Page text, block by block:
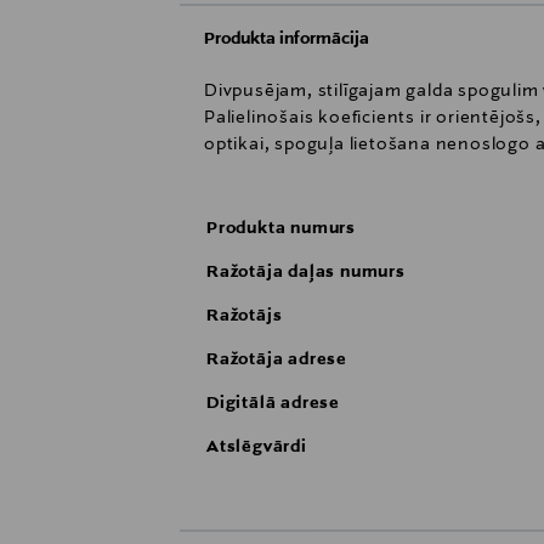
Produkta informācija
Divpusējam, stilīgajam galda
Palielinošais koeficients ir
optikai, spoguļa lietošana nenoslogo
Produkta numurs
Ražotāja daļas numurs
Ražotājs
Ražotāja adrese
Digitālā adrese
Atslēgvārdi